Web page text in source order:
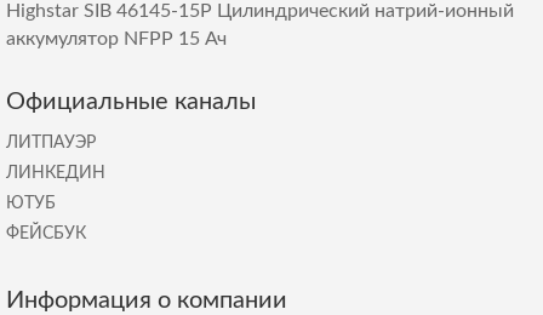
Highstar SIB 46145-15P Цилиндрический натрий-ионный
аккумулятор NFPP 15 Ач
Официальные каналы
ЛИТПАУЭР
ЛИНКЕДИН
ЮТУБ
ФЕЙСБУК
Информация о компании